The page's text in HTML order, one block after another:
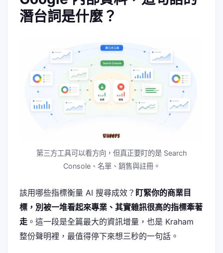
潛台詞是什麼？
第三方工具可以看方向，但真正要盯的是 Search
Console、名單、銷售與註冊。
該用哪些指標衡量 AI 搜尋成效？ 盯緊你的商業目
標，別被一堆看起來專業、其實雜訊很高的指標牽著
走 。這一段是全篇最大的資訊增量，也是 Kraham
整份聲明裡，最值得停下來想三秒的一句話。